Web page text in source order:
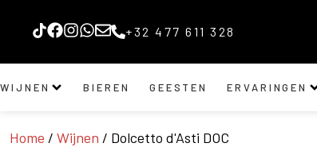
+32 477 611 328
WIJNEN BIEREN GEESTEN ERVARINGEN
Home / Wijnen / Dolcetto d'Asti DOC